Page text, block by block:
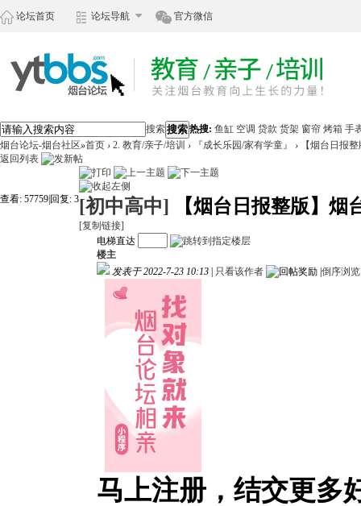
论坛首页 论坛导航 官方微信
搜索搜索热搜: 鱼缸 空调 贷款 货架 窗帘 烤箱 手
烟台论坛-烟台社区»首页 › 2. 教育/亲子/培训 › 『成长乐园/家有学童』 ›
【烟台日报
返回列表
查看: 57759 回复: 3[初中高中] 【烟台日报整版】
[复制链接]
电梯直达
楼主
发表于 2022-7-23 10:13
只看该作者 倒序浏览
马上注册，结交更多